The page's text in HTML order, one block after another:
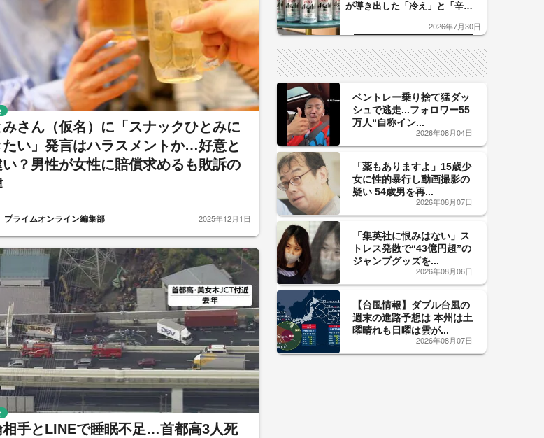
さん（仮名）に「スナックひとみに
たい」発言はハラスメントか…好意と
？男性が女性に賠償求めるも敗訴の
プライムオンライン編集部 2025年12月1日
相手とLINEで睡眠不足…首都高3人死
が導き出した「冷え」と「辛
した「辛口カーブ」が飲み頃の
2026年7月30日
ベントレー乗り捨て猛ダッ
シュで逃走...フォロワー55
万人“自称イン...
2026年08月04日
「薬もありますよ」15歳少
女に性的暴行し動画撮影の
疑い 54歳男を再...
2026年08月07日
「集英社に恨みはない」ス
トレス発散で“43億円超”の
ジャンプグッズを...
2026年08月06日
【台風情報】ダブル台風の
週末の進路予想は 本州は土
曜晴れも日曜は雲が...
2026年08月07日